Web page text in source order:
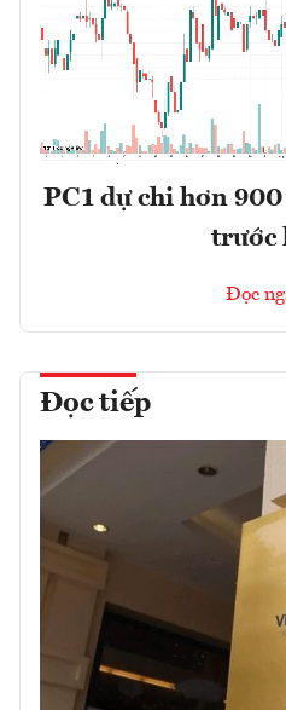
PC1 dự chi hơn
trước
Đọc
Đọc tiếp